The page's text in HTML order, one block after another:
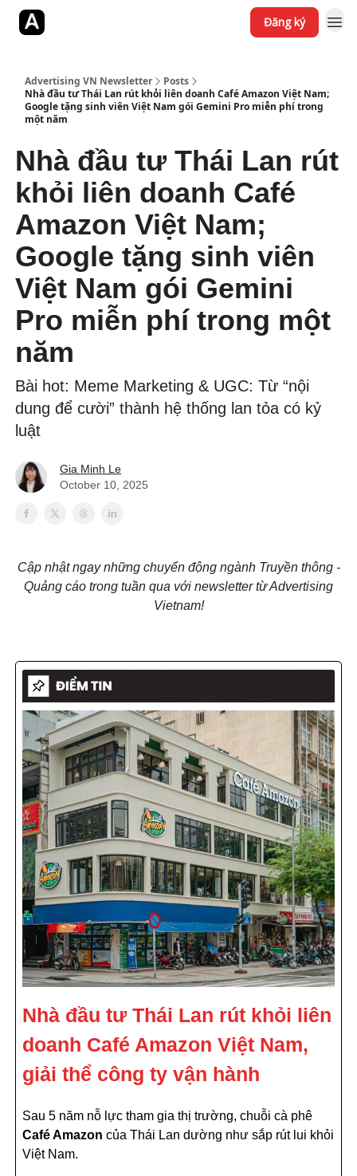
Đăng ký
Advertising VN Newsletter
Posts
Nhà đầu tư Thái Lan rút khỏi liên doanh Café Amazon Việt Nam;
Google tặng sinh viên Việt Nam gói Gemini Pro miễn phí trong
một năm
Nhà đầu tư Thái Lan rút
khỏi liên doanh Café
Amazon Việt Nam;
Google tặng sinh viên
Việt Nam gói Gemini
Pro miễn phí trong một
năm
Bài hot: Meme Marketing & UGC: Từ “nội
dung để cười” thành hệ thống lan tỏa có kỷ
luật
Gia Minh Le
October 10, 2025
Cập nhật ngay những chuyển động ngành Truyền thông -
Quảng cáo trong tuần qua với newsletter từ Advertising
Vietnam!
Nhà đầu tư Thái Lan rút khỏi liên
doanh Café Amazon Việt Nam,
giải thể công ty vận hành
Sau 5 năm nỗ lực tham gia thị trường, chuỗi cà phê
Café Amazon của Thái Lan dường như sắp rút lui khỏi
Việt Nam.